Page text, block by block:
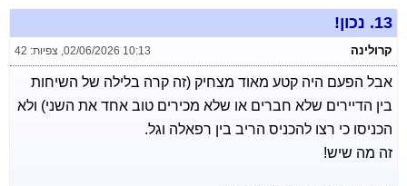
13. נכון!
קרולינה 02/06/2026 10:13
, צפיות: 42
אבל הפעם היה קטע מאוד מצחיק (זה קרה בלילה של השיחות
בין הדיירים שלא חברים או שלא מכירים טוב אחד את השני) ולא
הכניסו כי רצו להכניס הריב בין רפאלה וגל.
זה מה שיש!